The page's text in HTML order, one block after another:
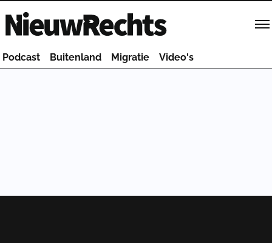
Homepage van NieuwRechts
Podcast Buitenland Migratie Video's